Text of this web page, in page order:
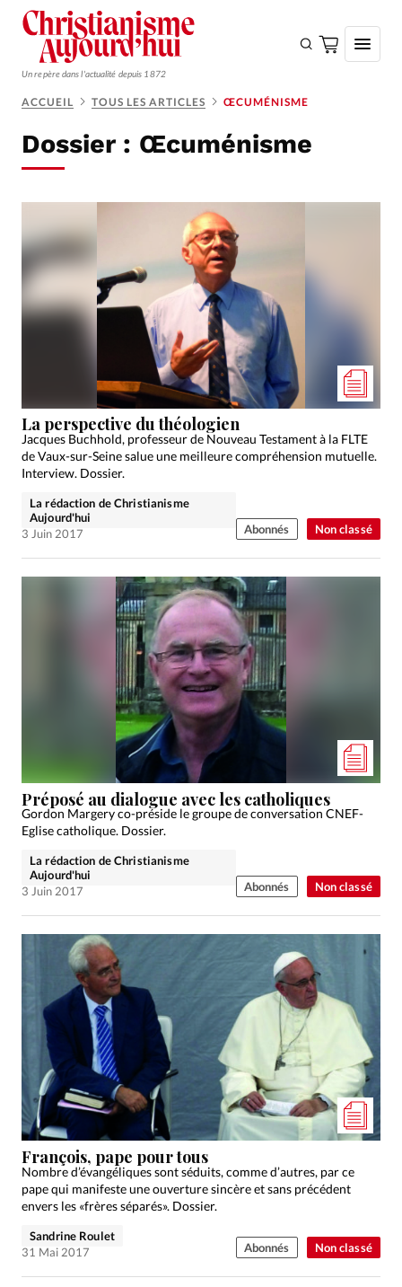
Un repère dans l'actualité depuis 1872
Monde
Opinions
Tous les articles
Faire un don
Emploi
Édition: Internationale
Devise:CHF
RUBRIQUES
Actualité internationale
Chronique
Culture
Dossier
Génération réveil
Monde
Tour du monde des Eglises
Trait d'Ixène
Vie Intérieure
ACCUEIL TOUS LES ARTICLES ŒCUMÉNISME
Dossier : Œcuménisme
Non classé
La perspective du théologien
Jacques Buchhold, professeur de Nouveau Testament à la FLTE
de Vaux-sur-Seine salue une meilleure compréhension mutuelle.
Interview. Dossier.
La rédaction de Christianisme
Aujourd'hui
3 Juin 2017
Abonnés
Non classé
Préposé au dialogue avec les catholiques
Gordon Margery co-préside le groupe de conversation CNEF-
Eglise catholique. Dossier.
La rédaction de Christianisme
Aujourd'hui
3 Juin 2017
Abonnés
Non classé
François, pape pour tous
Nombre d’évangéliques sont séduits, comme d’autres, par ce
pape qui manifeste une ouverture sincère et sans précédent
envers les «frères séparés». Dossier.
Sandrine Roulet
31 Mai 2017
Abonnés